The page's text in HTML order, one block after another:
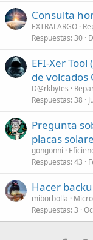
Consulta
EXTRALARGO
Respuestas 30
EFI-Xer
de volcados
D@rkbytes
Respuestas 38
Pregunta
placas
gongonni
Respuestas 43
Hacer
miborbolla
Respuestas 3